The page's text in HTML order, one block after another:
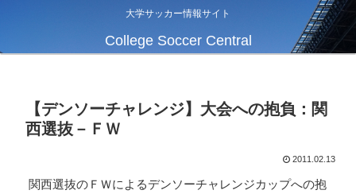
大学サッカー情報サイト
College Soccer Central
【デンソーチャレンジ】大会への抱負：関
西選抜－ＦＷ
2011.02.13
関西選抜のＦＷによるデンソーチャレンジカップへの抱